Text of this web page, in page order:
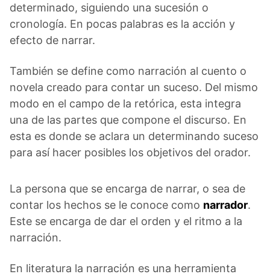
determinado, siguiendo una sucesión o
cronología. En pocas palabras es la acción y
efecto de narrar.
También se define como narración al cuento o
novela creado para contar un suceso. Del mismo
modo en el campo de la retórica, esta integra
una de las partes que compone el discurso. En
esta es donde se aclara un determinando suceso
para así hacer posibles los objetivos del orador.
La persona que se encarga de narrar, o sea de
contar los hechos se le conoce como narrador.
Este se encarga de dar el orden y el ritmo a la
narración.
En literatura la narración es una herramienta